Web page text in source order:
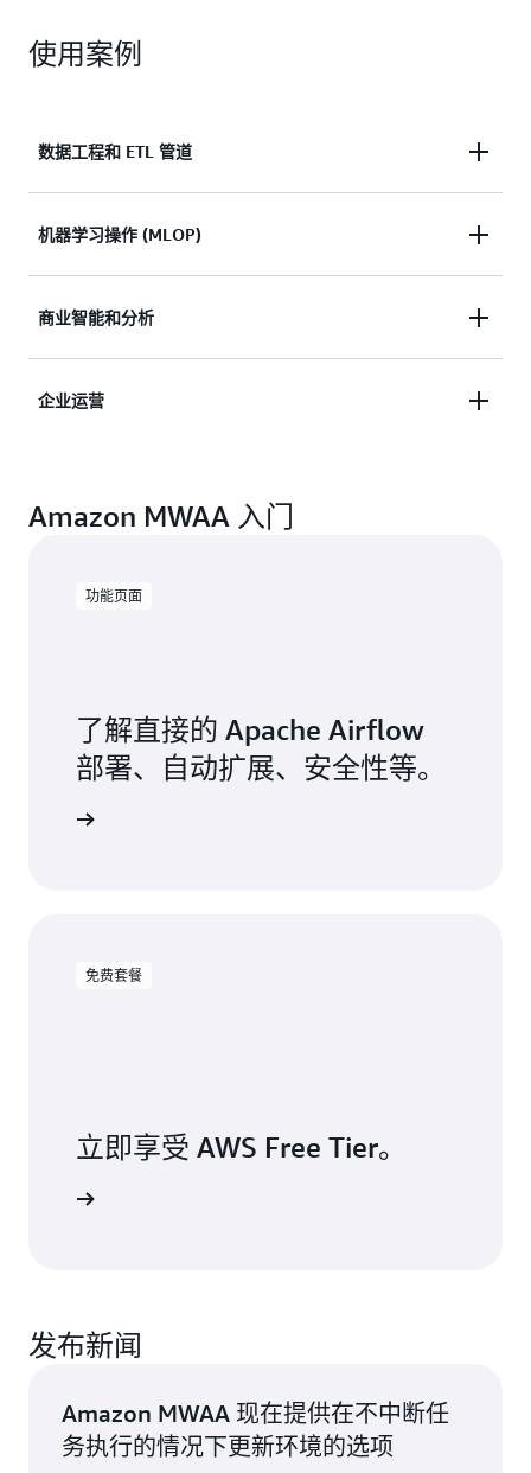
离、端到端加密和精细的访问控制，可确保您的工作
程提供支持，可以访问个人开源 Airflow 部署，与亚
和训练作业。
使用案例
数据工程和 ETL 管道
协调多个 AWS 服务和外部数据源之间的复杂数据转
机器学习操作 (MLOP)
协调从数据准备到模型训练、验证和部署的端到端机
署。
商业智能和分析
自动安排和协调报告生成、数据刷新和仪表板更新。
企业运营
和灾难恢复程序。协调数据治理工作流程、合规性报
Amazon MWAA 入门
功能页面
了解直接的 Apache Airflow
部署、自动扩展、安全性等。
免费套餐
立即享受 AWS Free Tier。
发布新闻
Amazon MWAA 现在提供在不中断任
务执行的情况下更新环境的选项